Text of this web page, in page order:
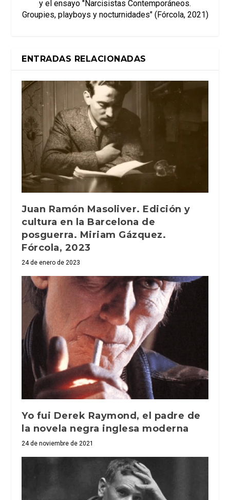
y el ensayo "Narcisistas Contemporáneos.
Groupies, playboys y nocturnidades" (Fórcola, 2021)
ENTRADAS RELACIONADAS
Juan Ramón Masoliver. Edición y
cultura en la Barcelona de
posguerra. Miriam Gázquez.
Fórcola, 2023
24 de enero de 2023
Yo fui Derek Raymond, el padre de
la novela negra inglesa moderna
24 de noviembre de 2021